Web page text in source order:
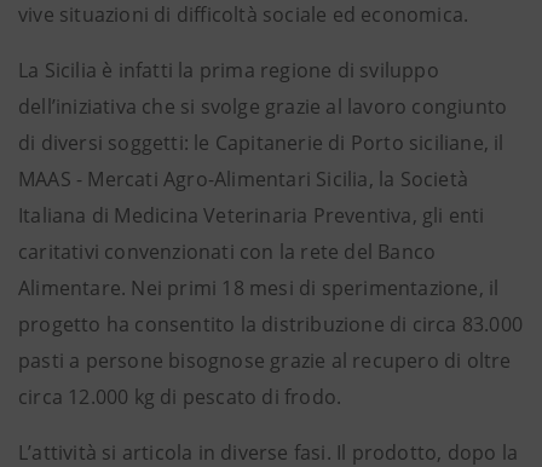
vive situazioni di difficoltà sociale ed economica.
La Sicilia è infatti la prima regione di sviluppo
dell’iniziativa che si svolge grazie al lavoro congiunto
di diversi soggetti: le Capitanerie di Porto siciliane, il
MAAS - Mercati Agro-Alimentari Sicilia, la Società
Italiana di Medicina Veterinaria Preventiva, gli enti
caritativi convenzionati con la rete del Banco
Alimentare. Nei primi 18 mesi di sperimentazione, il
progetto ha consentito la distribuzione di circa 83.000
pasti a persone bisognose grazie al recupero di oltre
circa 12.000 kg di pescato di frodo.
L’attività si articola in diverse fasi. Il prodotto, dopo la